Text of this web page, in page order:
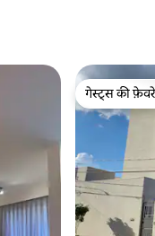
गेस्ट्स की
गेस्ट्स की